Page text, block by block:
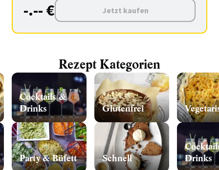
-.-- € Jetzt kaufen
Rezept Kategorien
Cocktails &
Drinks
Party & Büfett
Glutenfrei
Schnell
Drinks